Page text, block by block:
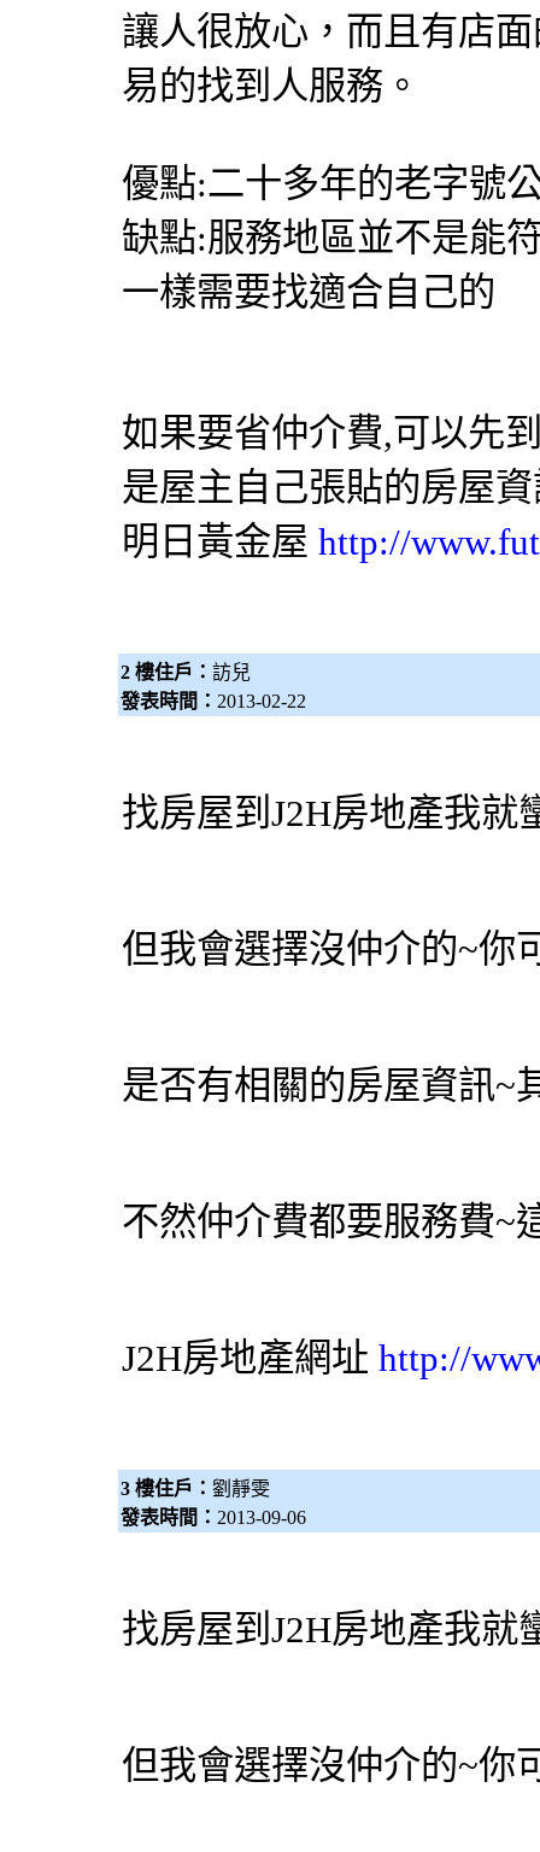
讓人很放心，而且有店
易的找到人服務。
優點:二十多年的老字號
缺點:服務地區並不是能
一樣需要找適合自己的
如果要省仲介費,可以先
是屋主自己張貼的房屋
明日黃金屋 http://
2 樓住戶： 訪兒
發表時間： 2013-02-22
找房屋到J2H房地產我就
但我會選擇沒仲介的~你
是否有相關的房屋資訊~
不然仲介費都要服務費~
J2H房地產網址 http://
3 樓住戶： 劉靜雯
發表時間： 2013-09-06
找房屋到J2H房地產我就
但我會選擇沒仲介的~你